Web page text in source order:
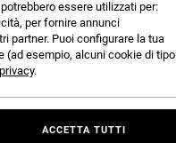
essere utilizzati per:
per fornire annunci
partner. Puoi configurare la tua
(ad esempio, alcuni cookie di tipo
.
ACCETTA TUTTI